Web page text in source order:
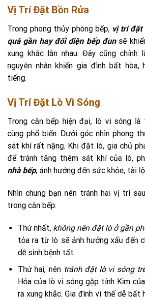
Vị Trí Đặt Bồn Rửa
Trong phong thủy phòng bếp, vị trí đặt
quá gần hay đối diện bếp đunsẽ
xung khắc lẫn nhau. Đây cũng chính
nguyên nhân khiến gia đình bất
tiếng.
Vị Trí Đặt Lò Vi Sóng
Trong căn bếp hiện đại, lò vi sóng
cùng phổ biến. Dưới góc nhìn phong
sát khí rất nặng. Khi đặt lò, gia chủ
để tránh tăng thêm sát khí của lò,
nhà bếp, ảnh hưởng đến sức khỏe, tài
Nhìn chung bạn nên tránh hai vị trí
trong căn bếp:
Thứ nhất, không nên đặt lò ở gần
tỏa ra từ lò sẽ ảnh hưởng xấu đến
dễ sinh bệnh tất.
Thứ hai, nên tránh đặt lò vi sóng
Hỏa của lò vi sóng gặp tính Kim
ra xung khắc. Gia đình vì thế dễ bất